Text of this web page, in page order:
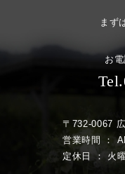
まず
お
〒732-0067
営業時間 ：
定休日 ： 火